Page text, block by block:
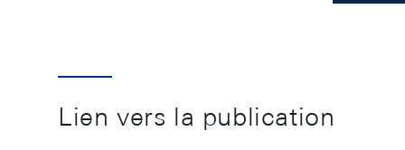
Lien vers la publication